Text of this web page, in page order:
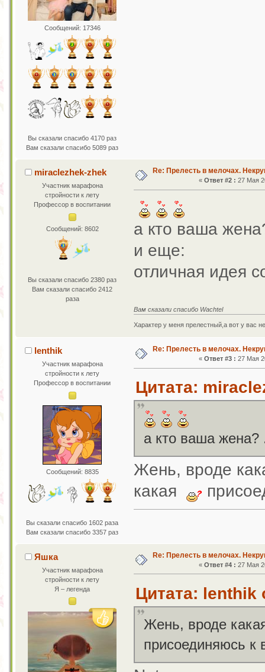
Сообщений: 17346
Вы сказали спасибо 4170 раз
Вам сказали спасибо 5089 раз
miraclezhek-zhek
Участник марафона
стройности к лету
Профессор в воспитании
Сообщений: 8602
Вы сказали спасибо 2380 раз
Вам сказали спасибо 2412
раза
Re: Прелесть в мелочах.
«Ответ #2 : 27 Мая
а кто ваша
и еще:
отличная идея
Вам сказали спасибо Wachtel
Характер у меня прелестный,а вот у вас
lenthik
Участник марафона
стройности к лету
Профессор в воспитании
Сообщений: 8835
Вы сказали спасибо 1602 раза
Вам сказали спасибо 3357 раз
Re: Прелесть в мелочах.
«Ответ #3 : 27 Мая
Цитата:
а кто ваша жена?
Жень, вроде
какая
Яшка
Участник марафона
стройности к лету
Я – легенда
Re: Прелесть в мелочах.
«Ответ #4 : 27 Мая
Цитата: lenthik
Жень, вроде
присоединяюсь к